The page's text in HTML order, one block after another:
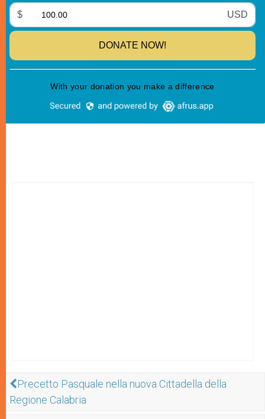
Precetto Pasquale nella nuova Cittadella della
Regione Calabria